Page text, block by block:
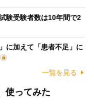
験受験者数は10年間で2
に加えて「患者不足」に
一覧を見る
使ってみた